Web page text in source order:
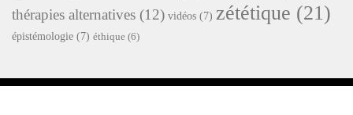
thérapies alternatives (12) vidéos (7) zététique (21)
épistémologie (7) éthique (6)